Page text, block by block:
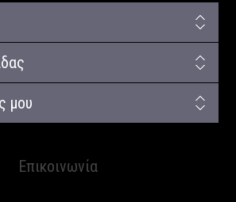
μου
Επικοινωνία